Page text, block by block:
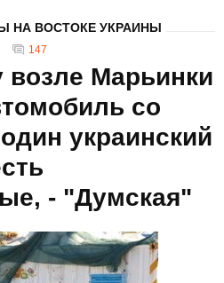
НА ВОСТОКЕ УКРАИНЫ
147
возле Марьинки
со
украинский
- "Думская"